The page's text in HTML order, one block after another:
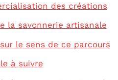
des créations
la savonnerie artisanale
le sens de ce parcours
à suivre